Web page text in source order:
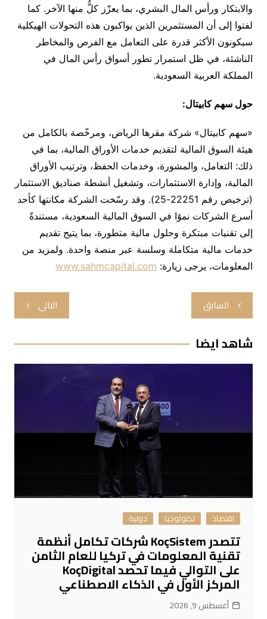
والابتكار ورأس المال البشري، بما يعزّز كلٌّ منها الآخر. كما
لفتوا إلى أن المستثمرين الذين يواكبون هذه التحولات الهيكلية
سيكونون الأكثر قدرة على التعامل مع الفرص والمخاطر
الناشئة، في ظل استمرار تطور أسواق رأس المال في
المملكة العربية السعودية.
حول سهم كابيتال:
«سهم كابيتال» شركة مقرها الرياض، ومرخّصة بالكامل من
هيئة السوق المالية لتقديم خدمات الأوراق المالية، بما في
ذلك: التعامل، والمشورة، وخدمات الحفظ، وترتيب الأوراق
المالية، وإدارة الاستثمارات، وتشغيل أنشطة صناديق الاستثمار
(ترخيص رقم 22251-25). وقد رسّخت الشركة مكانتها كأحد
أسرع الشركات نموًا في السوق المالية السعودية، مستندةً
إلى تقنيات مبتكرة وحلول مالية متطورة، بما يتيح تقديم
خدمات مالية متكاملة وسلسة عبر منصة واحدة. ولمزيد من
المعلومات، يرجى زيارة: www.sahmcapital.com
تصفّح
المقالات
السابق التالي
شاهد ايضا
اقتصاد تكنولوجيا دولية
تتصدر KoçSistem شركات تكامل أنظمة
تقنية المعلومات في تركيا للعام الثامن
على التوالي فيما تحصد KoçDigital
المركز الأول في الذكاء الاصطناعي
أغسطس 9, 2026